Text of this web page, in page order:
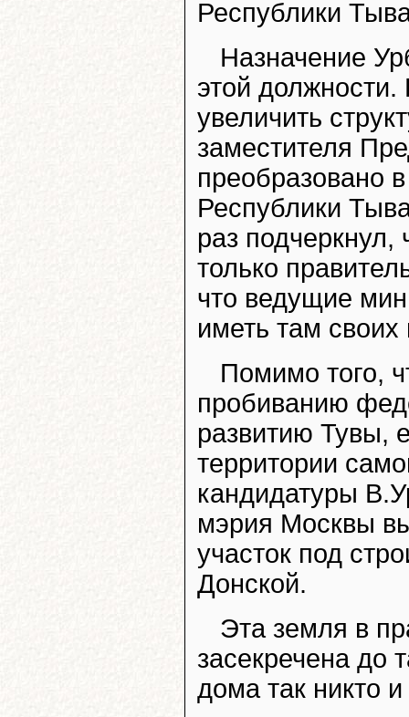
Республики
Назначение
этой
увеличить
заместителя
преобразовано
Республики
раз подчеркнул,
только
что ведущие
иметь там своих
Помимо того,
пробиванию
развитию Тувы,
территории
кандидатуры
мэрия Москвы
участок под
Донской.
Эта земля в
засекречена до
дома так никто